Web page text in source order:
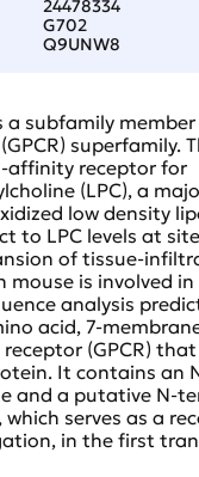
24478334
G702
Q9UNW8
a subfamily
superfamily.
affinity receptor for
(LPC), a
low density
to LPC levels at
of tissue-
mouse is involved in
analysis
acid, 7-
(GPCR)
It contains an
and a putative N-
serves as a
in the first